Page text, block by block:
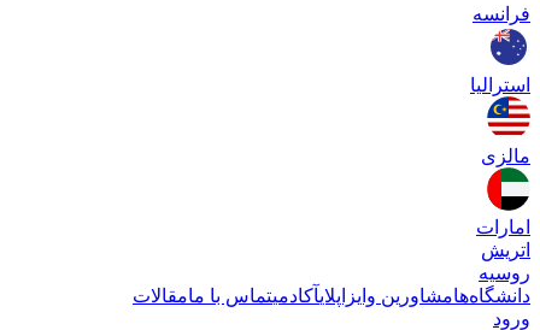
فرانسه
استرالیا
مالزی
امارات
اتریش
روسیه
دانشگاه‌هامشاورین وایزاپلایآکادمیتماس با مامقالات
ورود